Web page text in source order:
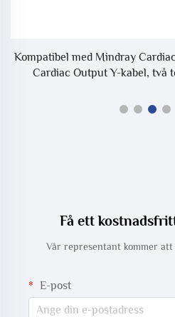
Kompatibel med Mindray
Cardiac Output Y-kabel, två
Få ett
Vår representant kommer
E-post